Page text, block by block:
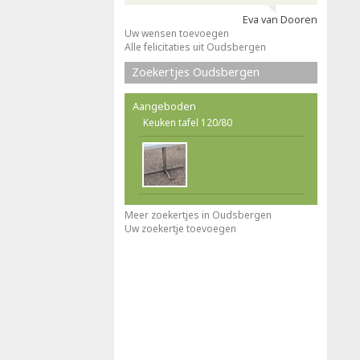
Eva van Dooren
Uw wensen toevoegen
Alle felicitaties uit Oudsbergen
Zoekertjes Oudsbergen
Aangeboden
Keuken tafel 120/80
Meer zoekertjes in Oudsbergen
Uw zoekertje toevoegen